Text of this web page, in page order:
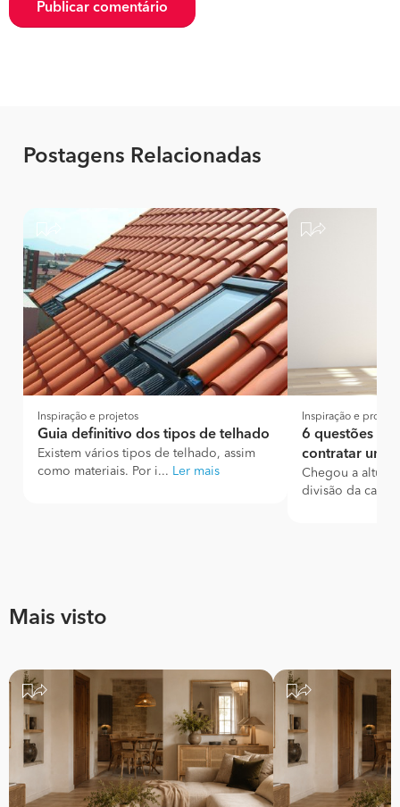
Publicar comentário
Postagens Relacionadas
Inspiração e projetos
Guia definitivo dos tipos de telhado
Existem vários tipos de telhado, assim
como materiais. Por i... Ler mais
Inspiração e
6 questões a
contratar um
Chegou a altura
divisão da casa,
Mais visto